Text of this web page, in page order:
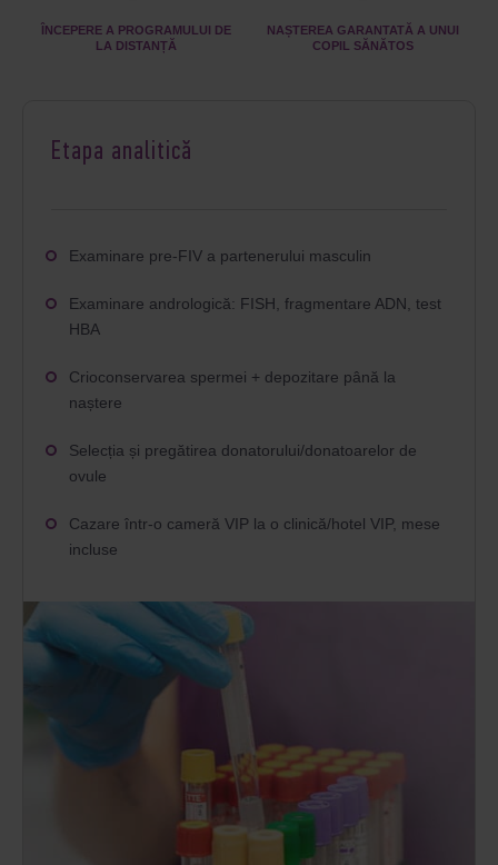
ÎNCEPERE A PROGRAMULUI DE
LA DISTANȚĂ
NAȘTEREA GARANTATĂ A UNUI
COPIL SĂNĂTOS
Etapa analitică
Examinare pre-FIV a partenerului masculin
Examinare andrologică: FISH, fragmentare ADN, test
HBA
Crioconservarea spermei + depozitare până la
naștere
Selecția și pregătirea donatorului/donatoarelor de
ovule
Cazare într-o cameră VIP la o clinică/hotel VIP, mese
incluse